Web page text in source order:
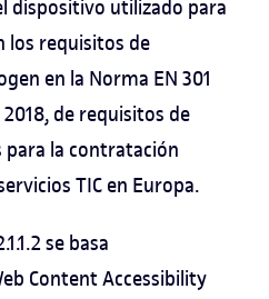
dispositivo utilizado para
los requisitos de
en la Norma EN 301
de requisitos de
para la contratación
TIC en Europa.
se basa
Content Accessibility